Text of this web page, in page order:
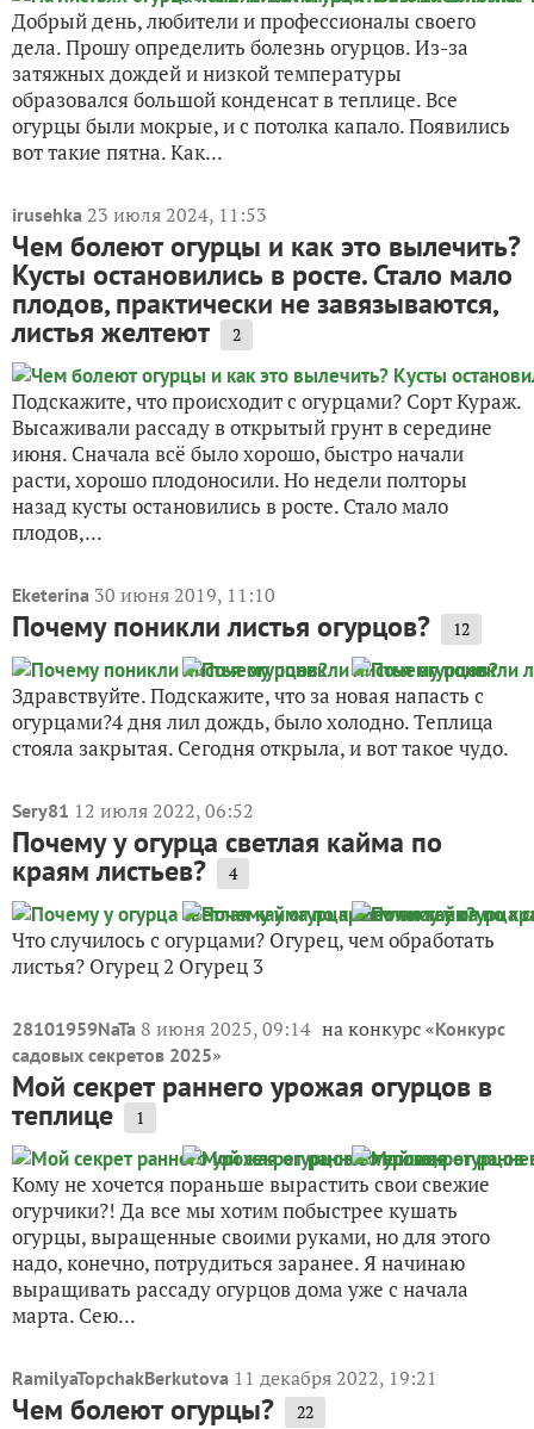
Добрый день, любители и профессионалы своего
дела. Прошу определить болезнь огурцов. Из-за
затяжных дождей и низкой температуры
образовался большой конденсат в теплице. Все
огурцы были мокрые, и с потолка капало. Появились
вот такие пятна. Как...
irusehka 23 июля 2024, 11:53
Чем болеют огурцы и как это вылечить?
Кусты остановились в росте. Стало мало
плодов, практически не завязываются,
листья желтеют 2
Подскажите, что происходит с огурцами? Сорт Кураж.
Высаживали рассаду в открытый грунт в середине
июня. Сначала всё было хорошо, быстро начали
расти, хорошо плодоносили. Но недели полторы
назад кусты остановились в росте. Стало мало
плодов,...
Eketerina 30 июня 2019, 11:10
Почему поникли листья огурцов? 12
Здравствуйте. Подскажите, что за новая напасть с
огурцами?4 дня лил дождь, было холодно. Теплица
стояла закрытая. Сегодня открыла, и вот такое чудо.
Sery81 12 июля 2022, 06:52
Почему у огурца светлая кайма по
краям листьев? 4
Что случилось с огурцами? Огурец, чем обработать
листья? Огурец 2 Огурец 3
28101959NaTa 8 июня 2025, 09:14 на конкурс «Конкурс
садовых секретов 2025»
Мой секрет раннего урожая огурцов в
теплице 1
Кому не хочется пораньше вырастить свои свежие
огурчики?! Да все мы хотим побыстрее кушать
огурцы, выращенные своими руками, но для этого
надо, конечно, потрудиться заранее. Я начинаю
выращивать рассаду огурцов дома уже с начала
марта. Сею...
RamilyaTopchakBerkutova 11 декабря 2022, 19:21
Чем болеют огурцы? 22